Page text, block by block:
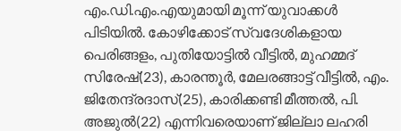
എം.ഡി.എം.എയുമായി മൂന്ന് യുവാക്കൾ
പിടിയിൽ. കോഴിക്കോട് സ്വദേശികളായ
പെരിങ്ങളം, പുതിയോട്ടിൽ വീട്ടിൽ, മുഹമ്മദ്
സിരേഷ്(23), കാരന്തൂർ, മേലരങ്ങാട്ട് വീട്ടിൽ, എം.
ജിതേന്ദ്രദാസ്(25), കാരിക്കണ്ടി മീത്തൽ, പി.
അജുൽ(22) എന്നിവരെയാണ് ജില്ലാ ലഹരി